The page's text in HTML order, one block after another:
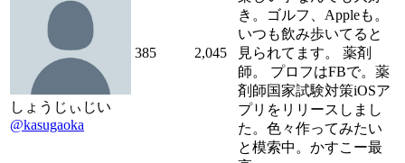
しょうじぃじい
@kasugaoka
385 2,045
き。ゴルフ、Appleも。
いつも飲み歩いてると
見られてます。 薬剤
師。 プロフはFBで。薬
剤師国家試験対策iOSア
プリをリリースしまし
た。色々作ってみたい
と模索中。かすこー最